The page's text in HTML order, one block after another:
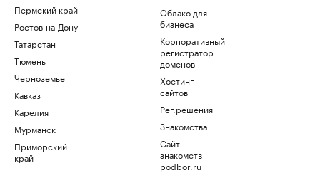
Пермский край
Ростов-на-Дону
Татарстан
Тюмень
Черноземье
Кавказ
Карелия
Мурманск
Приморский
край
Облако для
бизнеса
Корпоративный
регистратор
доменов
Хостинг
сайтов
Рег.решения
Знакомства
Сайт
знакомств
podbor.ru